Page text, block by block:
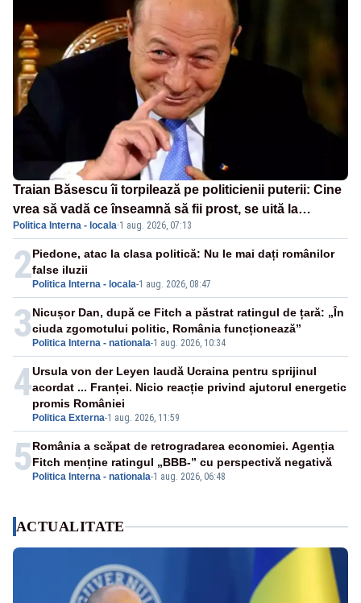
Traian Băsescu îi torpilează pe politicienii puterii: Cine
vrea să vadă ce înseamnă să fii prost, se uită la
România
Politica Interna - locala·1 aug. 2026, 07:13
2 Politica Interna - locala-1 aug. 2026, 08:47
Piedone, atac la clasa politică: Nu le mai dați românilor
false iluzii
3 Politica Interna - nationala-1 aug. 2026, 10:34
Nicușor Dan, după ce Fitch a păstrat ratingul de țară: „În
ciuda zgomotului politic, România funcționează”
4
Politica Externa-1 aug. 2026, 11:59
Ursula von der Leyen laudă Ucraina pentru sprijinul
acordat ... Franței. Nicio reacție privind ajutorul energetic
promis României
5 Politica Interna - nationala-1 aug. 2026, 06:48
România a scăpat de retrogradarea economiei. Agenția
Fitch menține ratingul „BBB-” cu perspectivă negativă
ACTUALITATE